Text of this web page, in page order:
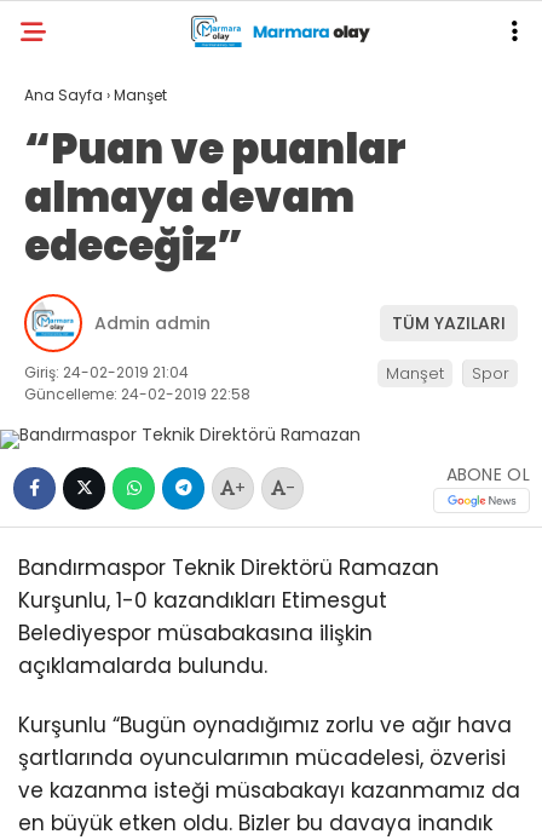
Ana Sayfa ›Manşet
“Puan ve puanlar
almaya devam
edeceğiz”
Admin admin TÜM YAZILARI
Giriş: 24-02-2019 21:04
Güncelleme: 24-02-2019 22:58
Manşet Spor
+ -
ABONE OL
Bandırmaspor Teknik Direktörü Ramazan
Kurşunlu, 1-0 kazandıkları Etimesgut
Belediyespor müsabakasına ilişkin
açıklamalarda bulundu.
Kurşunlu “Bugün oynadığımız zorlu ve ağır hava
şartlarında oyuncularımın mücadelesi, özverisi
ve kazanma isteği müsabakayı kazanmamız da
en büyük etken oldu. Bizler bu davaya inandık